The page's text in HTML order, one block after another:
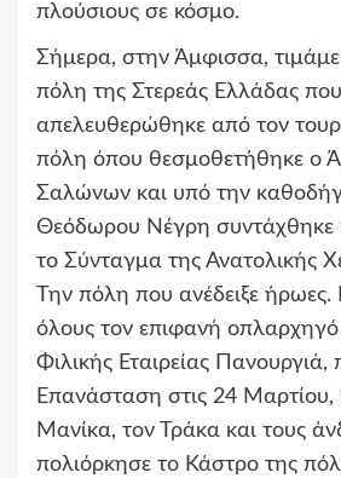
πλούσιους σε κόσμο.
Σήμερα, στην Άμφισσα,
πόλη της Στερεάς Ελλάδας που
απελευθερώθηκε από τον
πόλη όπου θεσμοθετήθηκε ο
Σαλώνων και υπό την
Θεόδωρου Νέγρη συντάχθηκε
το Σύνταγμα της Ανατολικής
Την πόλη που ανέδειξε
όλους τον επιφανή οπλαρχηγό
Φιλικής Εταιρείας Πανουργιά,
Επανάσταση στις 24 Μαρτίου,
Μανίκα, τον Τράκα και τους
πολιόρκησε το Κάστρο της